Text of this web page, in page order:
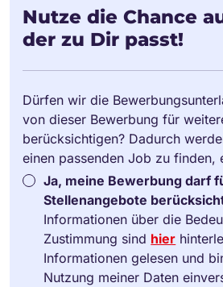
Nutze die Chance
der zu Dir passt!
Dürfen wir die
von dieser Bewerbung für
berücksichtigen? Dadurch
einen passenden Job zu finden,
Ja, meine Bewerbung darf
Stellenangebote
Informationen über die
Zustimmung sind hier
Informationen gelesen und
Nutzung meiner Daten